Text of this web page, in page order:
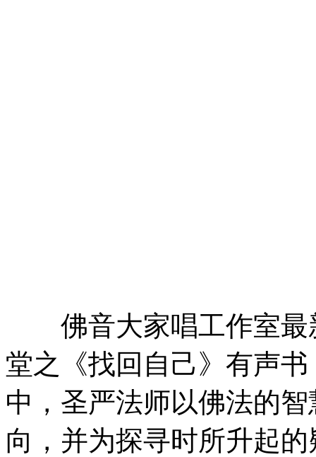
佛音大家唱工作室最
堂之《找回自己》有声
中，圣严法师以佛法的
向，并为探寻时所升起